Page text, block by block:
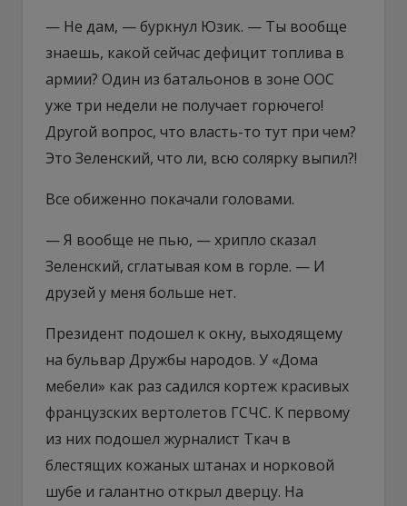
— Не дам, — буркнул Юзик. — Ты вообще
знаешь, какой сейчас дефицит топлива в
армии? Один из батальонов в зоне ООС
уже три недели не получает горючего!
Другой вопрос, что власть-то тут при чем?
Это Зеленский, что ли, всю солярку выпил?!
Все обиженно покачали головами.
— Я вообще не пью, — хрипло сказал
Зеленский, сглатывая ком в горле. — И
друзей у меня больше нет.
Президент подошел к окну, выходящему
на бульвар Дружбы народов. У «Дома
мебели» как раз садился кортеж красивых
французских вертолетов ГСЧС. К первому
из них подошел журналист Ткач в
блестящих кожаных штанах и норковой
шубе и галантно открыл дверцу. На